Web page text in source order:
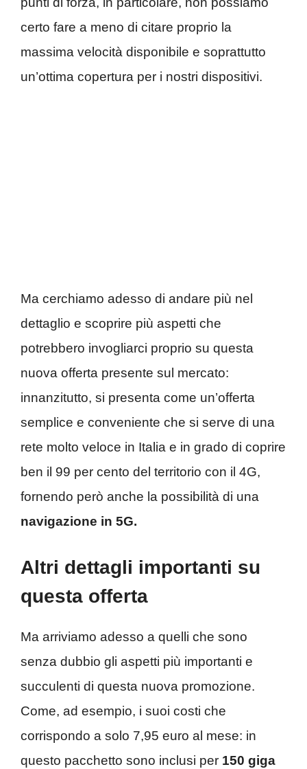
certo fare a meno di citare proprio la
massima velocità disponibile e soprattutto
un’ottima copertura per i nostri dispositivi.
Ma cerchiamo adesso di andare più nel
dettaglio e scoprire più aspetti che
potrebbero invogliarci proprio su questa
nuova offerta presente sul mercato:
innanzitutto, si presenta come un’offerta
semplice e conveniente che si serve di una
rete molto veloce in Italia e in grado di coprire
ben il 99 per cento del territorio con il 4G,
fornendo però anche la possibilità di una
navigazione in 5G.
Altri dettagli importanti su
questa offerta
Ma arriviamo adesso a quelli che sono
senza dubbio gli aspetti più importanti e
succulenti di questa nuova promozione.
Come, ad esempio, i suoi costi che
corrispondo a solo 7,95 euro al mese: in
questo pacchetto sono inclusi per 150 giga